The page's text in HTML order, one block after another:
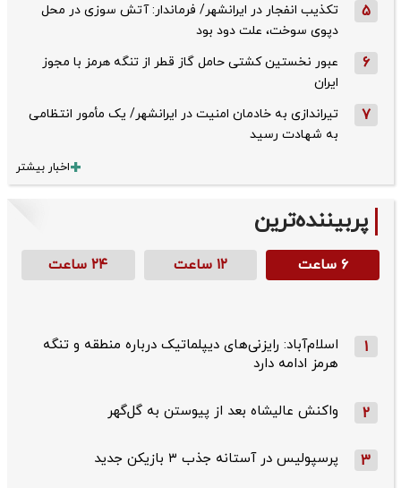
5
تکذیب ‌انفجار در ایرانشهر/ فرماندار: آتش سوزی در محل
دپوی سوخت، علت دود بود
6
عبور نخستین کشتی حامل گاز قطر از تنگه هرمز با مجوز
ایران
7
تیراندازی به خادمان امنیت در ایرانشهر/ یک مأمور انتظامی
به شهادت رسید
اخبار بیشتر
پربیننده‌ترین
۶ ساعت ۱۲ ساعت ۲۴ ساعت
1
اسلام‌آباد: رایزنی‌های دیپلماتیک درباره منطقه و تنگه
هرمز ادامه دارد
2 واکنش عالیشاه بعد از پیوستن به گل‌گهر
3 پرسپولیس در آستانه جذب ۳ بازیکن جدید